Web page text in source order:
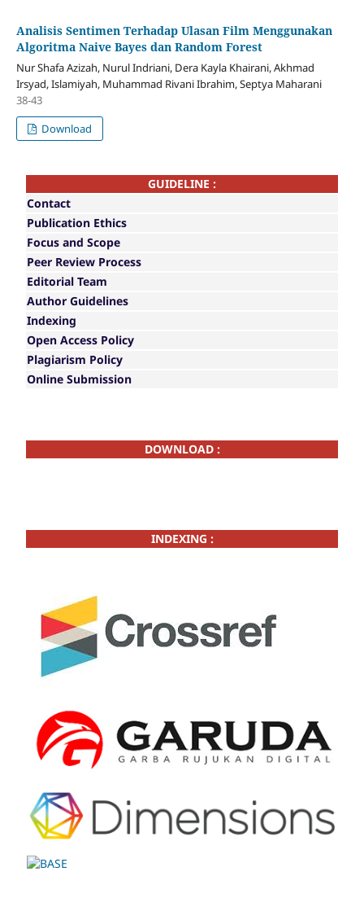
Analisis Sentimen Terhadap Ulasan Film Menggunakan
Algoritma Naive Bayes dan Random Forest
Nur Shafa Azizah, Nurul Indriani, Dera Kayla Khairani, Akhmad
Irsyad, Islamiyah, Muhammad Rivani Ibrahim, Septya Maharani
38-43
Download
GUIDELINE :
Contact
Publication Ethics
Focus and Scope
Peer Review Process
Editorial Team
Author Guidelines
Indexing
Open Access Policy
Plagiarism Policy
Online Submission
DOWNLOAD :
INDEXING :